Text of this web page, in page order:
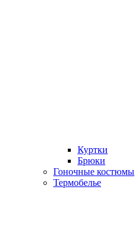
Куртки
Брюки
Гоночные костюмы
Термобелье